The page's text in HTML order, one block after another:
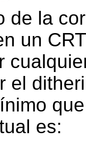
de la
un
el
es: